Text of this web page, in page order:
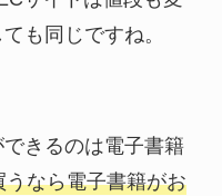
も同じですね。
きるのは電子書籍
うなら電子書籍がお